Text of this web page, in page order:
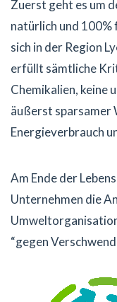
Zuerst geht es um
natürlich und 100%
sich in der Region
erfüllt sämtliche
Chemikalien, keine
äußerst sparsamer
Energieverbrauch
Am Ende der
Unternehmen die
“gegen